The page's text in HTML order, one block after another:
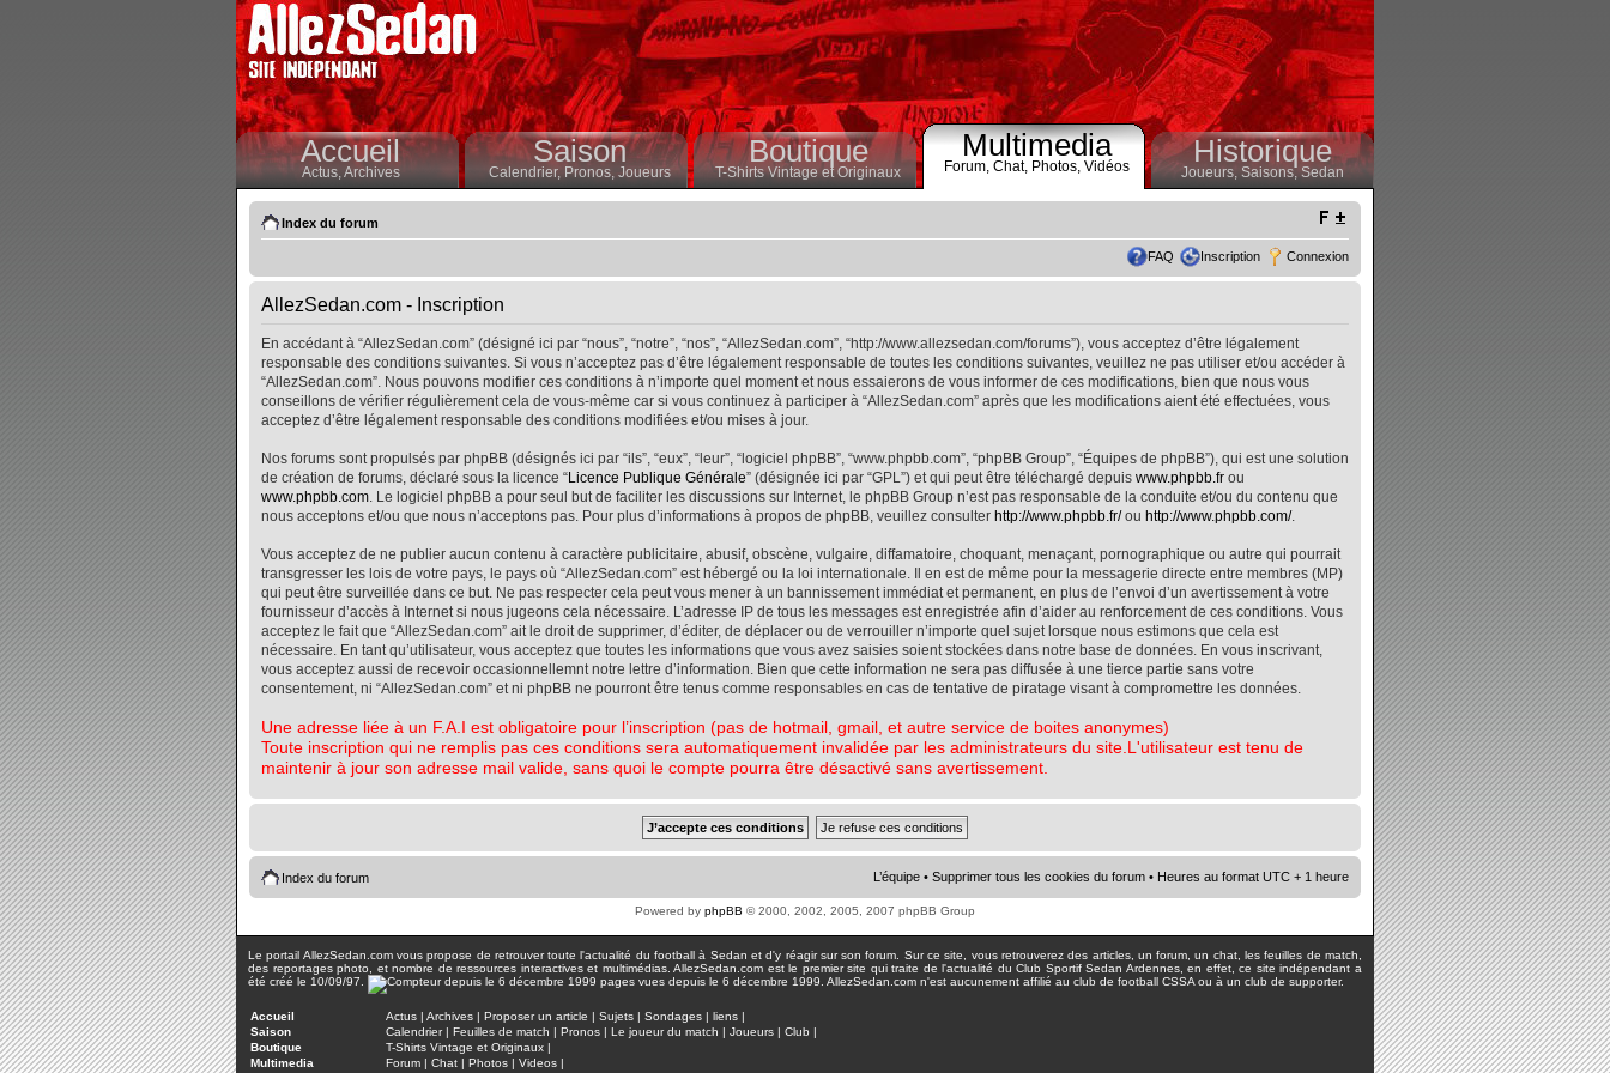
Accueil
Actus,Archives
Saison
Calendrier,Pronos, Joueurs
Boutique
T-Shirts Vintage et Originaux
Multimedia
Forum, Chat, Photos, Vidéos Historique
Joueurs, Saisons,Sedan
Index du forum
FAQ Inscription Connexion
AllezSedan.com - Inscription
En accédant à “AllezSedan.com” (désigné ici par “nous”, “notre”, “nos”, “AllezSedan.com”, “http://www.allezsedan.com/forums”), vous acceptez d’être légalement
responsable des conditions suivantes. Si vous n’acceptez pas d’être légalement responsable de toutes les conditions suivantes, veuillez ne pas utiliser et/ou accéder à
“AllezSedan.com”. Nous pouvons modifier ces conditions à n’importe quel moment et nous essaierons de vous informer de ces modifications, bien que nous vous
conseillons de vérifier régulièrement cela de vous-même car si vous continuez à participer à “AllezSedan.com” après que les modifications aient été effectuées, vous
acceptez d’être légalement responsable des conditions modifiées et/ou mises à jour.
Nos forums sont propulsés par phpBB (désignés ici par “ils”, “eux”, “leur”, “logiciel phpBB”, “www.phpbb.com”, “phpBB Group”, “Équipes de phpBB”), qui est une solution
de création de forums, déclaré sous la licence “Licence Publique Générale” (désignée ici par “GPL”) et qui peut être téléchargé depuis www.phpbb.fr ou
www.phpbb.com. Le logiciel phpBB a pour seul but de faciliter les discussions sur Internet, le phpBB Group n’est pas responsable de la conduite et/ou du contenu que
nous acceptons et/ou que nous n’acceptons pas. Pour plus d’informations à propos de phpBB, veuillez consulter http://www.phpbb.fr/ou http://www.phpbb.com/.
Vous acceptez de ne publier aucun contenu à caractère publicitaire, abusif, obscène, vulgaire, diffamatoire, choquant, menaçant, pornographique ou autre qui pourrait
transgresser les lois de votre pays, le pays où “AllezSedan.com” est hébergé ou la loi internationale. Il en est de même pour la messagerie directe entre membres (MP)
qui peut être surveillée dans ce but. Ne pas respecter cela peut vous mener à un bannissement immédiat et permanent, en plus de l’envoi d’un avertissement à votre
fournisseur d’accès à Internet si nous jugeons cela nécessaire. L’adresse IP de tous les messages est enregistrée afin d’aider au renforcement de ces conditions. Vous
acceptez le fait que “AllezSedan.com” ait le droit de supprimer, d’éditer, de déplacer ou de verrouiller n’importe quel sujet lorsque nous estimons que cela est
nécessaire. En tant qu’utilisateur, vous acceptez que toutes les informations que vous avez saisies soient stockées dans notre base de données. En vous inscrivant,
vous acceptez aussi de recevoir occasionnellemnt notre lettre d’information. Bien que cette information ne sera pas diffusée à une tierce partie sans votre
consentement, ni “AllezSedan.com” et ni phpBB ne pourront être tenus comme responsables en cas de tentative de piratage visant à compromettre les données.
Une adresse liée à un F.A.I est obligatoire pour l’inscription (pas de hotmail, gmail, et autre service de boites anonymes)
Toute inscription qui ne remplis pas ces conditions sera automatiquement invalidée par les administrateurs du site.L'utilisateur est tenu de
maintenir à jour son adresse mail valide, sans quoi le compte pourra être désactivé sans avertissement.
Index du forum L’équipe • Supprimer tous les cookies du forum • Heures au format UTC + 1 heure
Powered by phpBB © 2000, 2002, 2005, 2007 phpBB Group
Le portail AllezSedan.com vous propose de retrouver toute l'actualité du football à Sedan et d'y réagir sur son forum. Sur ce site, vous retrouverez des articles, un forum, un chat, les feuilles de match,
des reportages photo, et nombre de ressources interactives et multimédias. AllezSedan.com est le premier site qui traite de l'actualité du Club Sportif Sedan Ardennes, en effet, ce site indépendant a
été créé le 10/09/97.
pages vues depuis le 6 décembre 1999. AllezSedan.com n'est aucunement affilié au club de football CSSA ou à un club de supporter.
Accueil Actus | Archives | Proposer un article | Sujets | Sondages | liens |
Saison
Calendrier| Feuilles de match | Pronos | Le joueur du match | Joueurs | Club |
Boutique
T-Shirts Vintage et Originaux |
Multimedia
Forum | Chat | Photos | Videos |